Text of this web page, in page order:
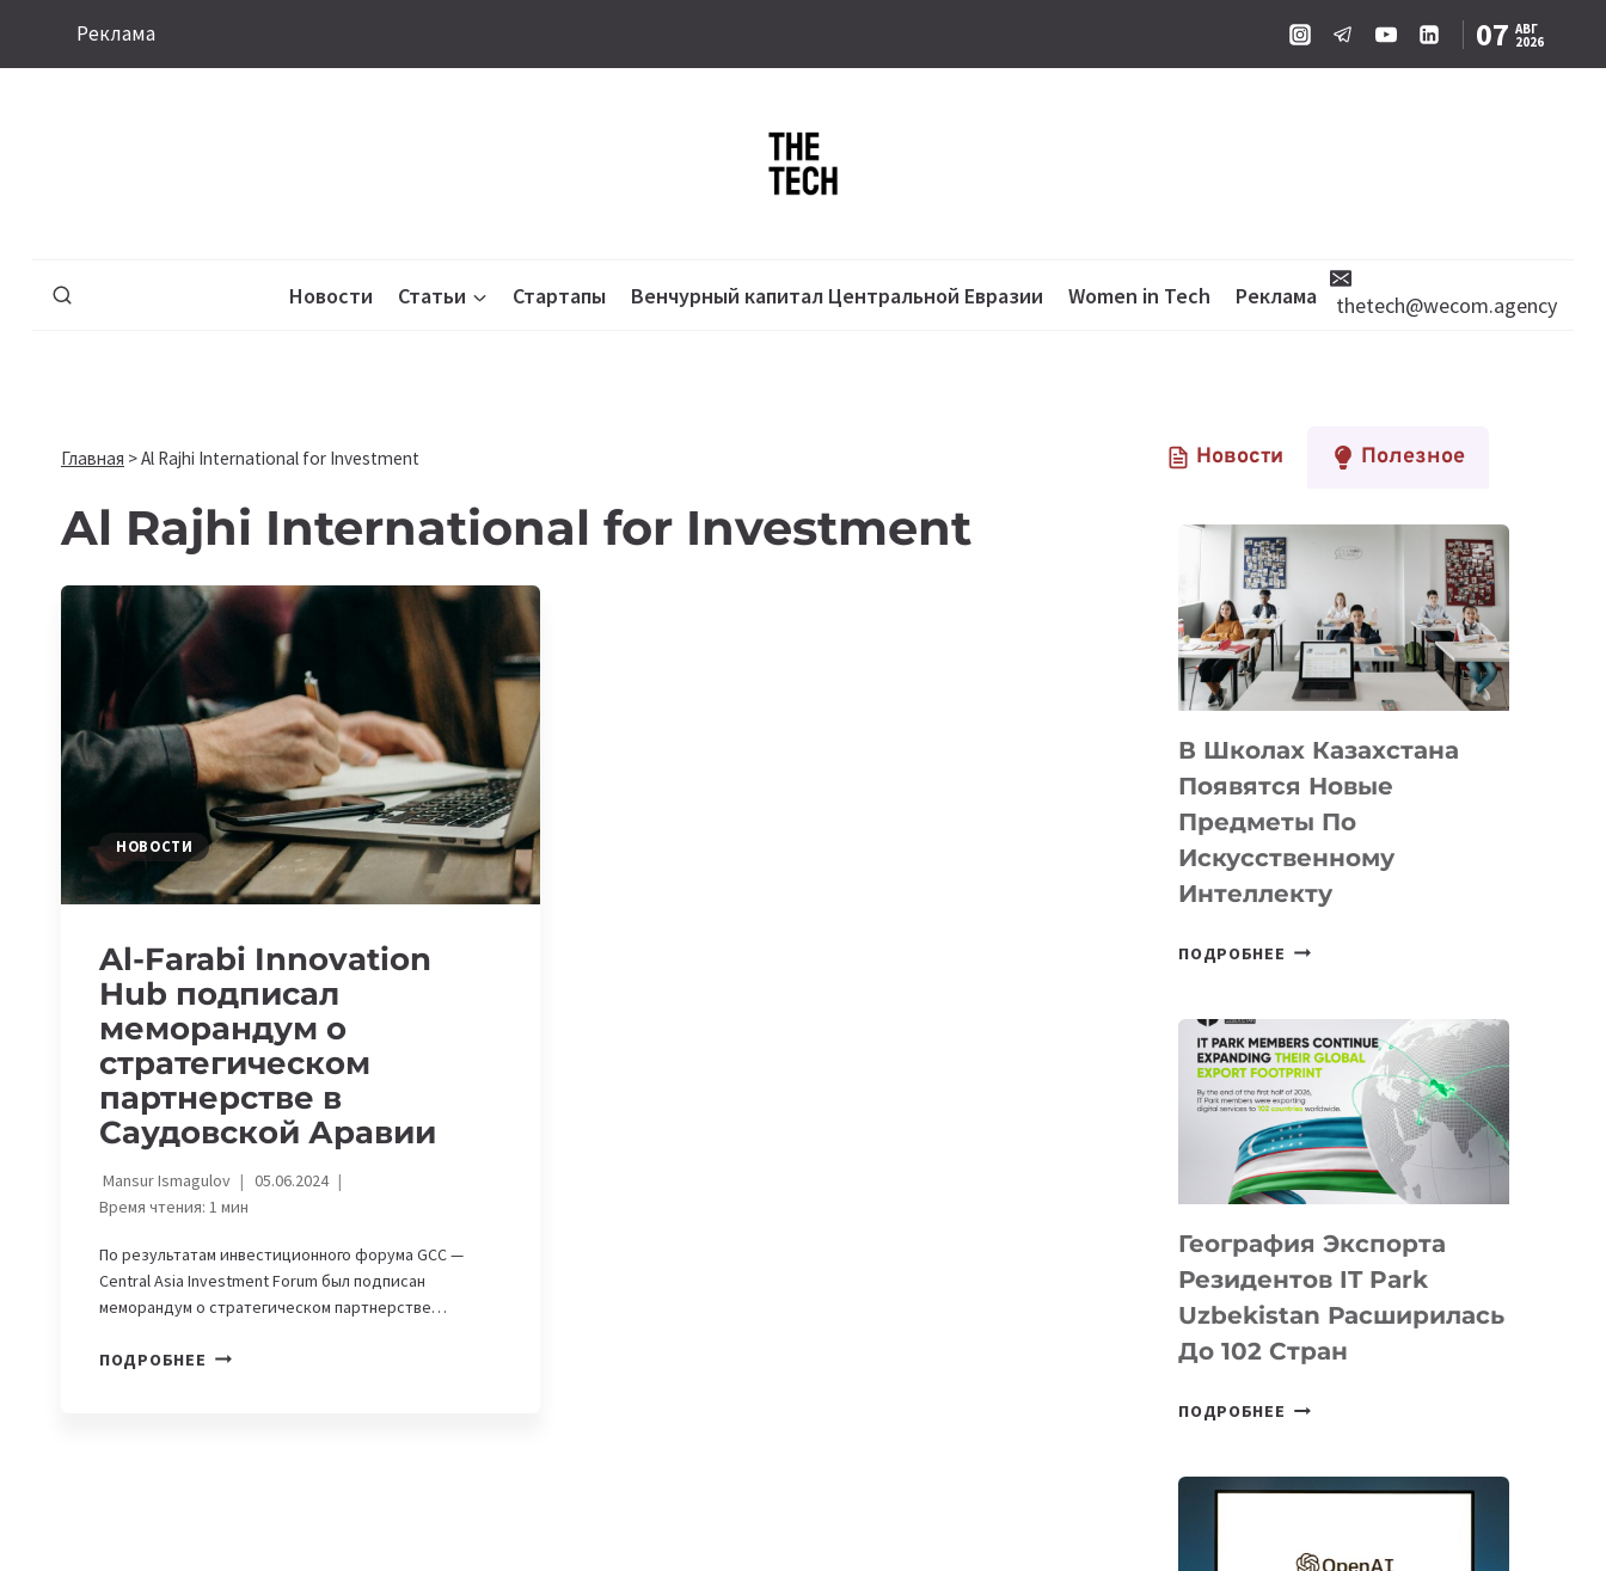
Реклама 07 АВГ
2026
Новости Статьи Стартапы Венчурный капитал Центральной Евразии Women in Tech Реклама thetech@wecom.agency
Главная >Al Rajhi International for Investment
Al Rajhi International for Investment
НОВОСТИ
Al-Farabi Innovation
Hub подписал
меморандум о
стратегическом
партнерстве в
Саудовской Аравии
Mansur Ismagulov
05.06.2024
Время чтения: 1 мин
По результатам инвестиционного форума GCC —
Central Asia Investment Forum был подписан
меморандум о стратегическом партнерстве…
ПОДРОБНЕЕ AL-
Новости Полезное
В Школах Казахстана
Появятся Новые
Предметы По
Искусственному
Интеллекту
ПОДРОБНЕЕ В
ПОЯВЯТСЯ
НОВЫЕ
ПРЕДМЕТЫ
ПО
ИСКУССТВЕННОМУ
ИНТЕЛЛЕКТУ
География Экспорта
Резидентов IT Park
Uzbekistan Расширилась
До 102 Стран
ПОДРОБНЕЕ ГЕОГРАФИЯ
IT
UZBEKISTAN